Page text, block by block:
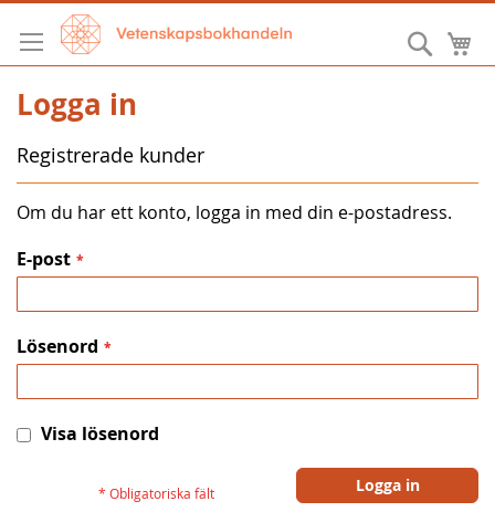
Hoppa
till
innehållet
Sök
Logga in
Registrerade kunder
Om du har ett konto, logga in med din e-postadress.
E-post
Lösenord
Visa lösenord
Logga in